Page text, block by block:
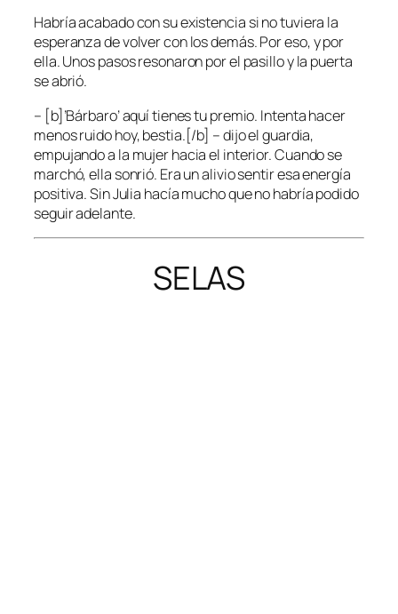
Habría acabado con su existencia si no tuviera la
esperanza de volver con los demás. Por eso, y por
ella. Unos pasos resonaron por el pasillo y la puerta
se abrió.
– [b]’Bárbaro’ aquí tienes tu premio. Intenta hacer
menos ruido hoy, bestia.[/b] – dijo el guardia,
empujando a la mujer hacia el interior. Cuando se
marchó, ella sonrió. Era un alivio sentir esa energía
positiva. Sin Julia hacía mucho que no habría podido
seguir adelante.
SELAS